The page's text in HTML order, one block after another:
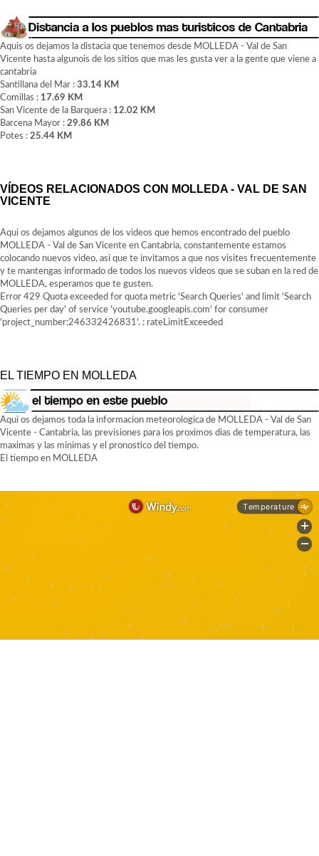
Aquis os dejamos la distacia que tenemos desde MOLLEDA - Val de San
Vicente hasta algunois de los sitios que mas les gusta ver a la gente que viene a
cantabria
Santillana del Mar : 33.14 KM
Comillas : 17.69 KM
San Vicente de la Barquera : 12.02 KM
Barcena Mayor : 29.86 KM
Potes : 25.44 KM
VÍDEOS RELACIONADOS CON MOLLEDA - VAL DE SAN
VICENTE
Aqui os dejamos algunos de los videos que hemos encontrado del pueblo
MOLLEDA - Val de San Vicente en Cantabria, constantemente estamos
colocando nuevos video, asi que te invitamos a que nos visites frecuentemente
y te mantengas informado de todos los nuevos videos que se suban en la red de
MOLLEDA, esperamos que te gusten.
Error 429 Quota exceeded for quota metric 'Search Queries' and limit 'Search
Queries per day' of service 'youtube.googleapis.com' for consumer
'project_number:246332426831'. : rateLimitExceeded
EL TIEMPO EN MOLLEDA
Aqui os dejamos toda la informacion meteorologica de MOLLEDA - Val de San
Vicente - Cantabria, las previsiones para los proximos dias de temperatura, las
maximas y las minimas y el pronostico del tiempo.
El tiempo en MOLLEDA